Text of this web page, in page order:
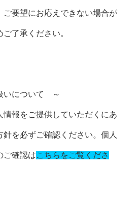
ご要望にお応えできない場合が
了承ください。
いについて ～
情報をご提供していただくにあ
を必ずご確認ください。個人
ご確認はこちらをご覧くださ